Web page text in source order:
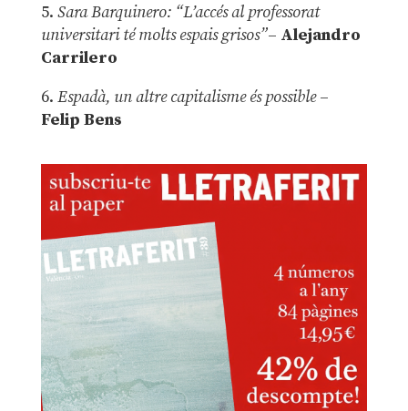
5. Sara Barquinero: “L’accés al professorat
universitari té molts espais grisos”– Alejandro
Carrilero
6. Espadà, un altre capitalisme és possible –
Felip Bens